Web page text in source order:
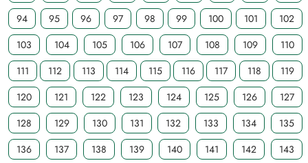
94
95 96 97 98 99 100 101
102
103
104 105 106 107 108 109
110
111
112 113 114 115 116 117 118
119
120
121 122 123 124 125 126
127
128
129 130 131 132 133 134
135
136
137 138 139 140 141 142
143